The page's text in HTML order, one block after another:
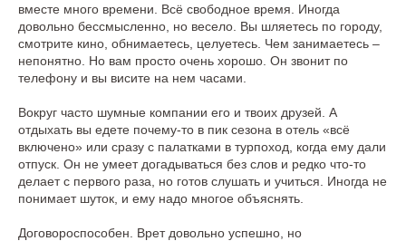
вместе много времени. Всё свободное время. Иногда
довольно бессмысленно, но весело. Вы шляетесь по городу,
смотрите кино, обнимаетесь, целуетесь. Чем занимаетесь –
непонятно. Но вам просто очень хорошо. Он звонит по
телефону и вы висите на нем часами.
Вокруг часто шумные компании его и твоих друзей. А
отдыхать вы едете почему-то в пик сезона в отель «всё
включено» или сразу с палатками в турпоход, когда ему дали
отпуск. Он не умеет догадываться без слов и редко что-то
делает с первого раза, но готов слушать и учиться. Иногда не
понимает шуток, и ему надо многое объяснять.
Договороспособен. Врет довольно успешно, но